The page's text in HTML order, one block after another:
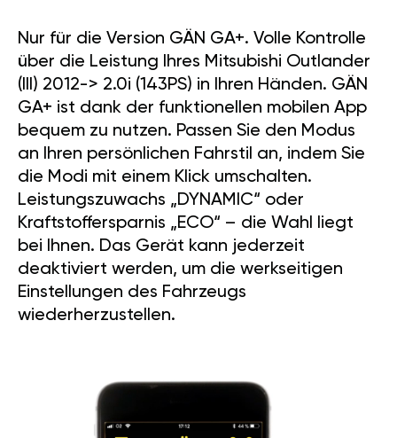
Nur für die Version GÄN GA+. Volle Kontrolle
über die Leistung Ihres Mitsubishi Outlander
(III) 2012-> 2.0i (143PS) in Ihren Händen. GÄN
GA+ ist dank der funktionellen mobilen App
bequem zu nutzen. Passen Sie den Modus
an Ihren persönlichen Fahrstil an, indem Sie
die Modi mit einem Klick umschalten.
Leistungszuwachs „DYNAMIC“ oder
Kraftstoffersparnis „ECO“ – die Wahl liegt
bei Ihnen. Das Gerät kann jederzeit
deaktiviert werden, um die werkseitigen
Einstellungen des Fahrzeugs
wiederherzustellen.